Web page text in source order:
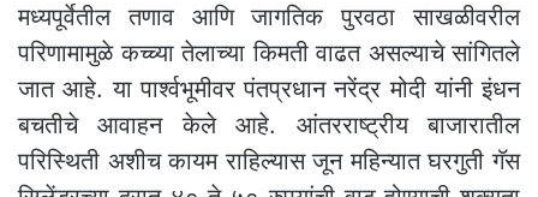
मध्यपूर्वेतील तणाव आणि जागतिक पुरवठा साखळीवरील
परिणामामुळे कच्च्या तेलाच्या किमती वाढत असल्याचे सांगितले
जात आहे. या पार्श्वभूमीवर पंतप्रधान नरेंद्र मोदी यांनी इंधन
बचतीचे आवाहन केले आहे. आंतरराष्ट्रीय बाजारातील
परिस्थिती अशीच कायम राहिल्यास जून महिन्यात घरगुती गॅस